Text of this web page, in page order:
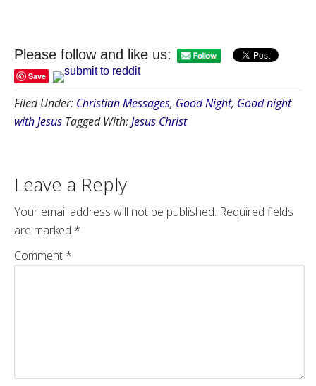
Please follow and like us:
Save
Filed Under: Christian Messages, Good Night, Good night
with Jesus Tagged With:Jesus Christ
Leave a Reply
Your email address will not be published. Required fields
are marked *
Comment *